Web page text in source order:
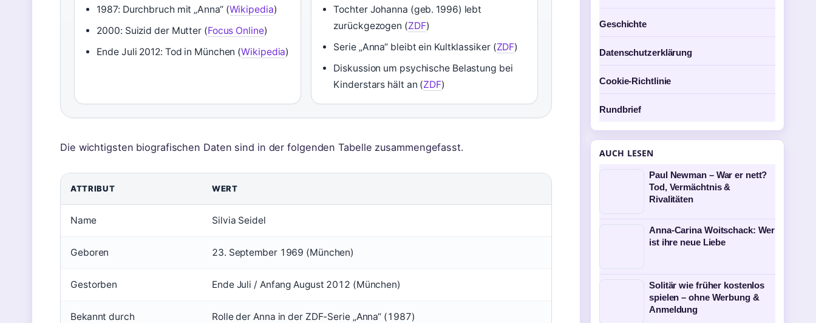
1987: Durchbruch mit „Anna“ (Wikipedia)
2000: Suizid der Mutter (Focus Online)
Ende Juli 2012: Tod in München (Wikipedia)
Tochter Johanna (geb. 1996) lebt
zurückgezogen (ZDF)
Serie „Anna“ bleibt ein Kultklassiker (ZDF)
Diskussion um psychische Belastung bei
Kinderstars hält an (ZDF)
Die wichtigsten biografischen Daten sind in der folgenden Tabelle zusammengefasst.
zu
Seidel
ATTRIBUT WERT
Name Silvia Seidel
Geboren 23. September 1969 (München)
Gestorben Ende Juli / Anfang August 2012 (München)
Bekannt durch Rolle der Anna in der ZDF-Serie „Anna“ (1987)
Geschichte
Datenschutzerklärung
Cookie-Richtlinie
Rundbrief
AUCH LESEN
Paul Newman – War er nett?
Tod, Vermächtnis &
Rivalitäten
Anna-Carina Woitschack: Wer
ist ihre neue Liebe
Solitär wie früher kostenlos
spielen – ohne Werbung &
Anmeldung